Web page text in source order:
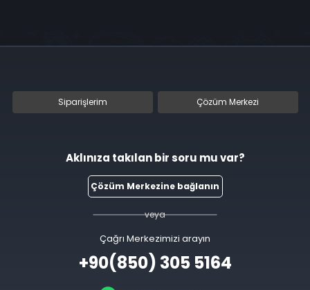
Siparişlerim Çözüm Merkezi
Aklınıza takılan bir soru mu var?
Çözüm Merkezine bağlanın
veya
Çağrı Merkezimizi arayın
+90(850) 305 5164